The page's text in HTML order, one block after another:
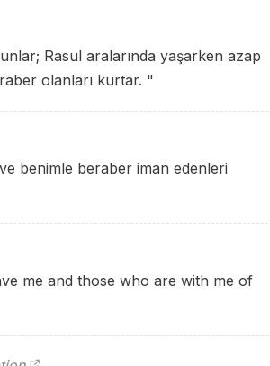
Rasul aralarında yaşarken azap
olanları kurtar. "
benimle beraber iman edenleri
me and those who are with me of